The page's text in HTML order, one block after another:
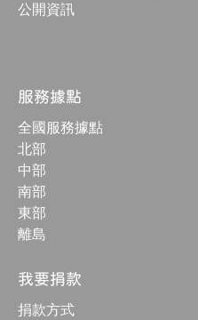
公開資訊
服務據點
全國服務據點
北部
中部
南部
東部
離島
我要捐款
捐款方式